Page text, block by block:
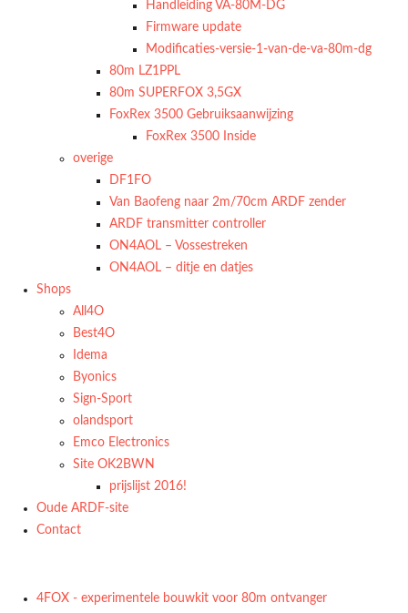
Handleiding VA-80M-DG
Firmware update
Modificaties-versie-1-van-de-va-80m-dg
80m LZ1PPL
80m SUPERFOX 3,5GX
FoxRex 3500 Gebruiksaanwijzing
FoxRex 3500 Inside
overige
DF1FO
Van Baofeng naar 2m/70cm ARDF zender
ARDF transmitter controller
ON4AOL – Vossestreken
ON4AOL – ditje en datjes
Shops
All4O
Best4O
Idema
Byonics
Sign-Sport
olandsport
Emco Electronics
Site OK2BWN
prijslijst 2016!
Oude ARDF-site
Contact
4FOX - experimentele bouwkit voor 80m ontvanger